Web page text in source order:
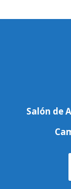
Salón de